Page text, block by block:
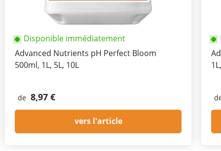
Disponible immédiatement
Advanced Nutrients pH Perfect Bloom
500ml, 1L, 5L, 10L
de 8,97 €
vers l'article